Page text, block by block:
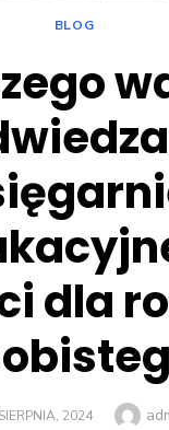
BLOG
dla
2024